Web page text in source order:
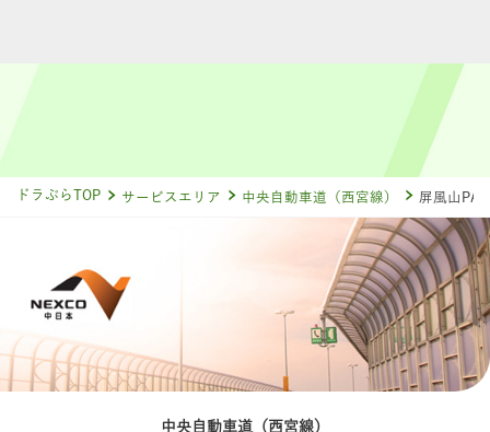
ドラぷらTOP サービスエリア 中央自動車道（西宮線） 屏風山PA
中央自動車道（西宮線）